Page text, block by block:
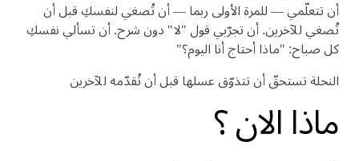
أن تتعلّمي — للمرة الأولى ربما — أن تُصغي لنفسكِ قبل أن
تُصغي للآخرين. أن تجرّبي قول "لا" دون شرح. أن تسألي نفسكِ
كل صباح: "ماذا أحتاج أنا اليوم؟"
النحلة تستحقّ أن تتذوّق عسلها قبل أن تُقدّمه للآخرين
ماذا الان ؟